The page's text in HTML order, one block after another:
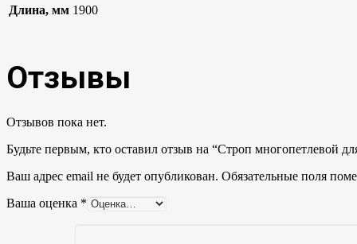
Длина, мм 1900
Отзывы
Отзывов пока нет.
Будьте первым, кто оставил отзыв на “Строп многопетлевой
Ваш адрес email не будет опубликован. Обязательные поля
Ваша оценка *